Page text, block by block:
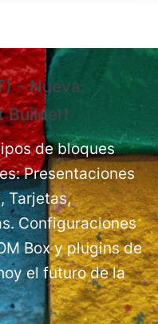
- Nueva
de bloques
Presentaciones
Tarjetas,
Configuraciones
Box y plugins de
el futuro de la